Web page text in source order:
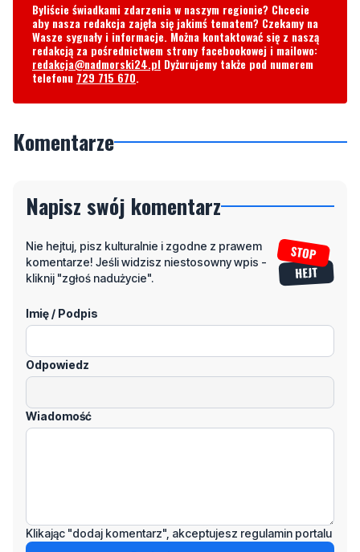
Byliście świadkami zdarzenia w naszym regionie? Chcecie
aby nasza redakcja zajęła się jakimś tematem? Czekamy na
Wasze sygnały i informacje. Można kontaktować się z naszą
redakcją za pośrednictwem strony facebookowej i mailowo:
redakcja@nadmorski24.pl Dyżurujemy także pod numerem
telefonu 729 715 670.
Komentarze
Napisz swój komentarz
Nie hejtuj, pisz kulturalnie i zgodne z prawem
komentarze! Jeśli widzisz niestosowny wpis -
kliknij "zgłoś nadużycie".
Imię / Podpis
Odpowiedz
Wiadomość
Klikając "dodaj komentarz", akceptujesz regulamin portalu